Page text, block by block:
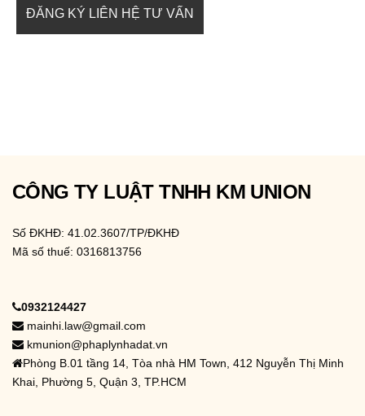
CÔNG TY LUẬT TNHH KM UNION
Số ĐKHĐ: 41.02.3607/TP/ĐKHĐ
Mã số thuế: 0316813756
0932124427
mainhi.law@gmail.com
kmunion@phaplynhadat.vn
Phòng B.01 tầng 14, Tòa nhà HM Town, 412 Nguyễn Thị Minh
Khai, Phường 5, Quận 3, TP.HCM